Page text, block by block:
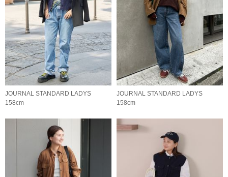
JOURNAL STANDARD LADYS
158cm
JOURNAL STANDARD LADYS
158cm